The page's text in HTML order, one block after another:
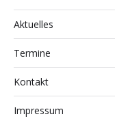
Aktuelles
Termine
Kontakt
Impressum